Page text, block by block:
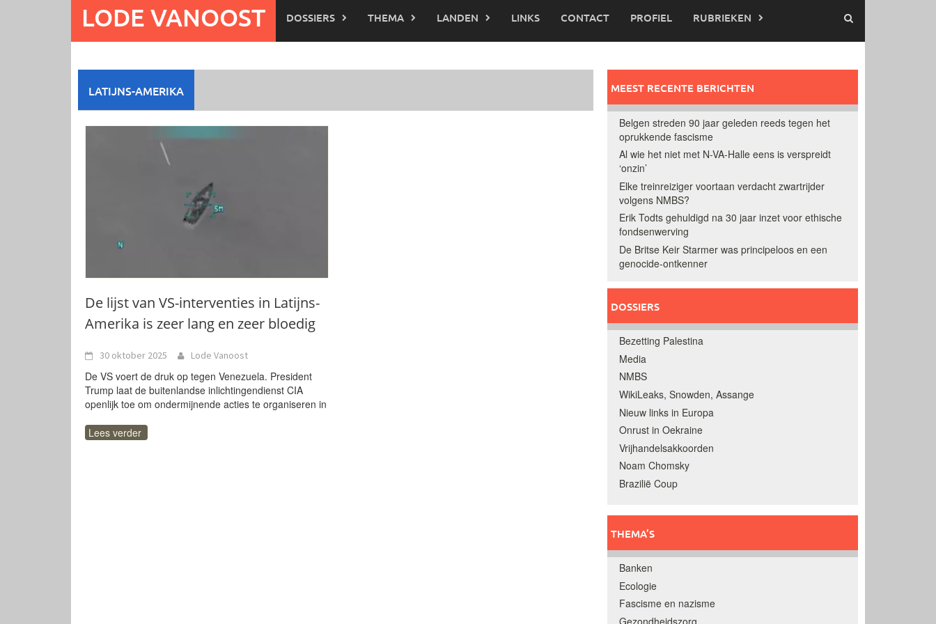
LODE VANOOST DOSSIERS THEMA LANDEN LINKS CONTACT PROFIEL RUBRIEKEN
LATIJNS-AMERIKA
De lijst van VS-interventies in Latijns-
Amerika is zeer lang en zeer bloedig
30 oktober 2025 Lode Vanoost
De VS voert de druk op tegen Venezuela. President
Trump laat de buitenlandse inlichtingendienst CIA
openlijk toe om ondermijnende acties te organiseren in
Lees verder
MEEST RECENTE BERICHTEN
Belgen streden 90 jaar geleden reeds tegen het
oprukkende fascisme
Al wie het niet met N-VA-Halle eens is verspreidt
‘onzin’
Elke treinreiziger voortaan verdacht zwartrijder
volgens NMBS?
Erik Todts gehuldigd na 30 jaar inzet voor ethische
fondsenwerving
De Britse Keir Starmer was principeloos en een
genocide-ontkenner
DOSSIERS
Bezetting Palestina
Media
NMBS
WikiLeaks, Snowden, Assange
Nieuw links in Europa
Onrust in Oekraine
Vrijhandelsakkoorden
Noam Chomsky
Brazilië Coup
THEMA’S
Banken
Ecologie
Fascisme en nazisme
Gezondheidszorg